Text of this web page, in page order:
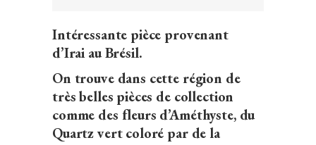
Intéressante pièce provenant
d’Irai au Brésil.
On trouve dans cette région de
très belles pièces de collection
comme des fleurs d’Améthyste, du
Quartz vert coloré par de la